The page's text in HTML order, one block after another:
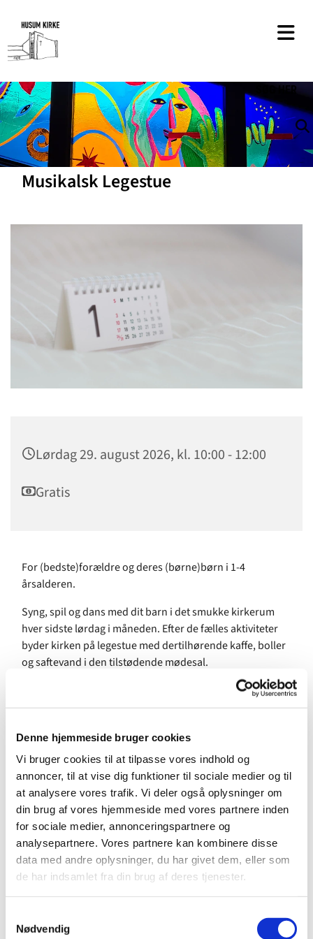
Denne hjemmeside bruger cookies
Vi bruger cookies til at tilpasse vores indhold og
annoncer, til at vise dig funktioner til sociale medier og til
at analysere vores trafik. Vi deler også oplysninger om
din brug af vores hjemmeside med vores partnere inden
for sociale medier, annonceringspartnere og
analysepartnere. Vores partnere kan kombinere disse
data med andre oplysninger, du har givet dem, eller som
de har indsamlet fra din brug af deres tjenester.
Nødvendig
HER
Musikalsk Legestue
Lørdag 29. august 2026, kl. 10:00 - 12:00
Gratis
For (bedste)forældre og deres (børne)børn i 1-4
årsalderen.
Syng, spil og dans med dit barn i det smukke kirkerum
hver sidste lørdag i måneden. Efter de fælles aktiviteter
byder kirken på legestue med dertilhørende kaffe, boller
og saftevand i den tilstødende mødesal.
Musik og legestue faciliteres af musikpædagog Anne
Marie.
Tilmelding via formularen på hjemmesiden eller til:
annemarie.rm@gmail.com
Du vil måske også kunne lide...